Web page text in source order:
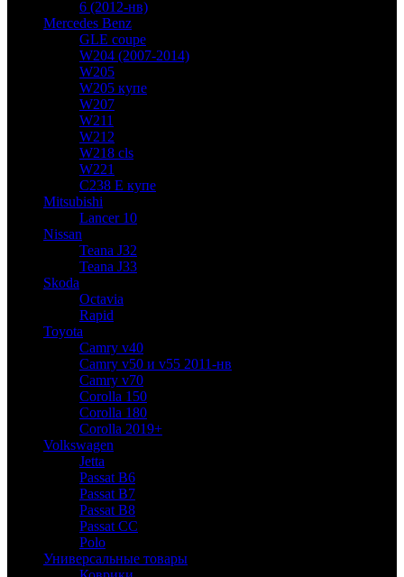
6 (2012-нв)
Mercedes Benz
GLE coupe
W204 (2007-2014)
W205
W205 купе
W207
W211
W212
W218 cls
W221
C238 E купе
Mitsubishi
Lancer 10
Nissan
Teana J32
Teana J33
Skoda
Octavia
Rapid
Toyota
Camry v40
Camry v50 и v55 2011-нв
Camry v70
Corolla 150
Corolla 180
Corolla 2019+
Volkswagen
Jetta
Passat B6
Passat B7
Passat B8
Passat CC
Polo
Универсальные товары